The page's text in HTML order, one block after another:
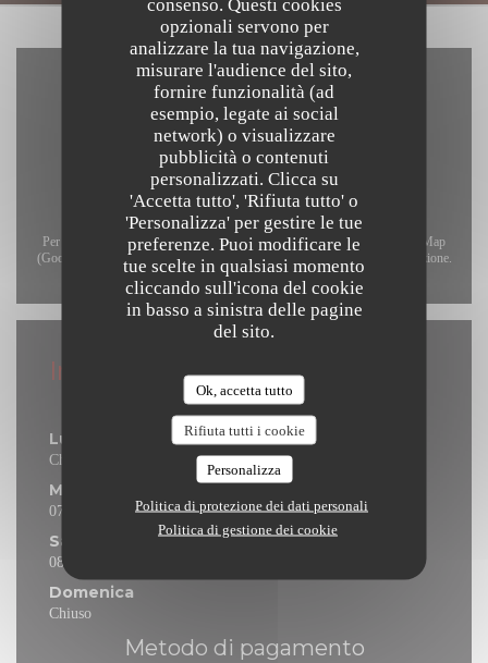
opzionali servono per
analizzare la tua navigazione,
misurare l'audience del sito,
fornire funzionalità (ad
esempio, legate ai social
network) o visualizzare
pubblicità o contenuti
personalizzati. Clicca su
'Accetta tutto', 'Rifiuta tutto' o
'Personalizza' per gestire le tue
preferenze. Puoi modificare le
tue scelte in qualsiasi momento
cliccando sull'icona del cookie
in basso a sinistra delle pagine
del sito.
Ok, accetta tutto
Rifiuta tutti i cookie
Personalizza
Politica di protezione dei dati personali
Politica di gestione dei cookie
Per visualizzare la mappa interattiva Waze, devi accettare i cookie di Waze Map
(Google). Questi cookie possono raccogliere dati di navigazione e localizzazione.
Consenti
Informazioni pratiche
Orari
Lunedi
Chiuso
Mar
07:00 - 23:00
Sabato
08:00 - 23:00
Domenica
Chiuso
Metodo di pagamento